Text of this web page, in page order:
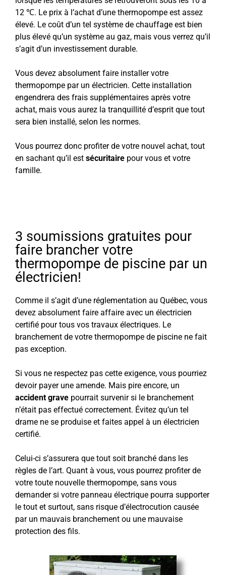
12 ℃. Le prix à l’achat d’une thermopompe est assez
élevé. Le coût d’un tel système de chauffage est bien
plus élevé qu’un système au gaz, mais vous verrez qu’il
s’agit d’un investissement durable.
Vous devez absolument faire installer votre
thermopompe par un électricien. Cette installation
engendrera des frais supplémentaires après votre
achat, mais vous aurez la tranquillité d’esprit que tout
sera bien installé, selon les normes.
Vous pourrez donc profiter de votre nouvel achat, tout
en sachant qu’il est sécuritaire pour vous et votre
famille.
3 soumissions gratuites pour
faire brancher votre
thermopompe de piscine par un
électricien!
Comme il s’agit d’une réglementation au Québec, vous
devez absolument faire affaire avec un électricien
certifié pour tous vos travaux électriques. Le
branchement de votre thermopompe de piscine ne fait
pas exception.
Si vous ne respectez pas cette exigence, vous pourriez
devoir payer une amende. Mais pire encore, un
accident grave pourrait survenir si le branchement
n’était pas effectué correctement. Évitez qu’un tel
drame ne se produise et faites appel à un électricien
certifié.
Celui-ci s’assurera que tout soit branché dans les
règles de l’art. Quant à vous, vous pourrez profiter de
votre toute nouvelle thermopompe, sans vous
demander si votre panneau électrique pourra supporter
le tout et surtout, sans risque d’électrocution causée
par un mauvais branchement ou une mauvaise
protection des fils.